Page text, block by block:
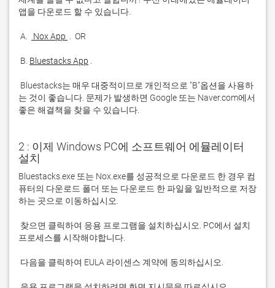
A. Nox App
B. Bluestacks App
는 것이 좋습니다. 문제가 발생하면 Google 또는 Naver.com에서
좋은 해결책을 찾을 수 있습니다.
2 : 이제 Windows PC에 소프트웨어 에뮬레이터
설치
Bluestacks.exe 또는 Nox.exe를 성공적으로 다운로드 한 경우 컴
퓨터의 다운로드 폴더 또는 다운로드 한 파일을 일반적으로 저장